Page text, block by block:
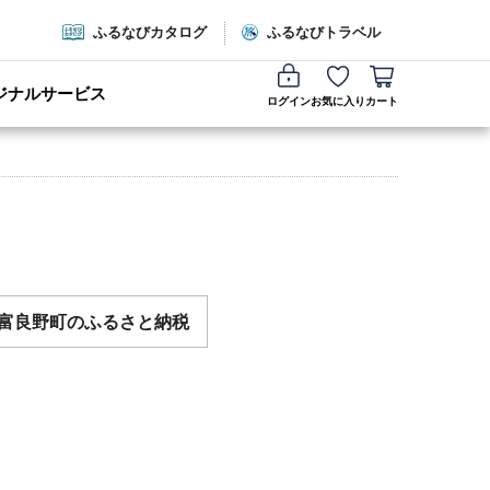
ふるなびカタログ ふるなびトラベル
ナルサービス ログインお気に入り カート
良野町のふるさと納税